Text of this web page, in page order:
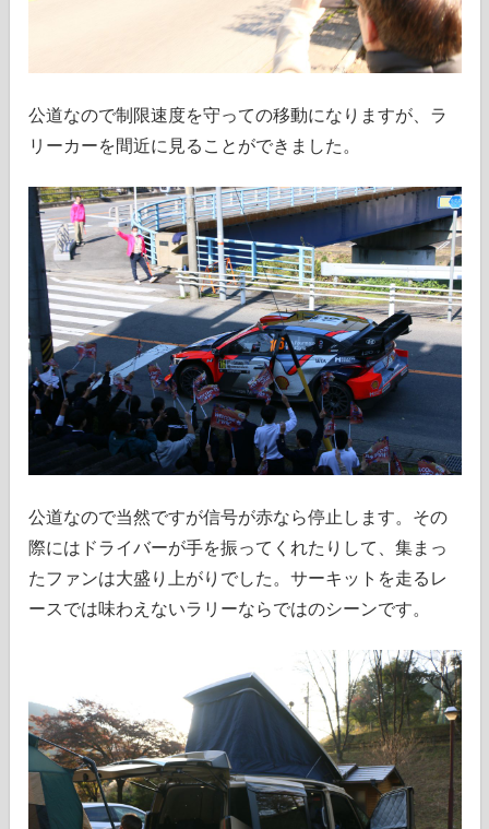
公道なので制限速度を守っての移動になりますが、ラ
リーカーを間近に見ることができました。
公道なので当然ですが信号が赤なら停止します。その
際にはドライバーが手を振ってくれたりして、集まっ
たファンは大盛り上がりでした。サーキットを走るレ
ースでは味わえないラリーならではのシーンです。